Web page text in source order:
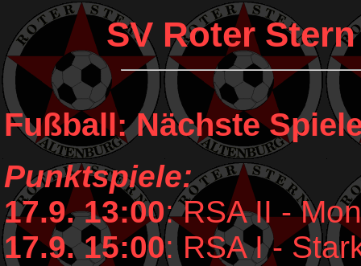
SV Roter
Fußball: Nächste
Punktspiele:
17.9. 13:00: RSA II -
17.9. 15:00: RSA I -